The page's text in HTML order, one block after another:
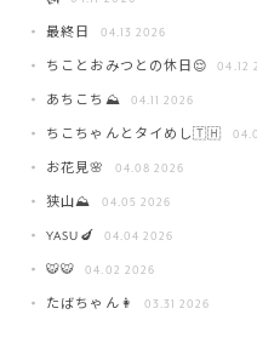
最終日 04.13 2026
ちことおみつとの休日😌 04.12
あちこち⛰️ 04.11 2026
ちこちゃんとタイめし🇹🇭
お花見🌸 04.08 2026
狭山⛰️ 04.05 2026
YASU🍆 04.04 2026
🐯🐯 04.02 2026
たばちゃん👩 03.31 2026